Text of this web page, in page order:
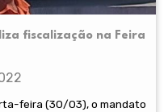
fiscalização na Feira
feira (30/03), o mandato